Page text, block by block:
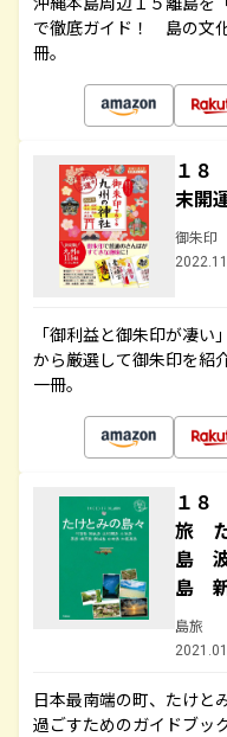
で徹底ガイド！ 島の文
冊。
１８
末開
御朱印
「御利益と御朱印が凄
から厳選して御朱印を紹
一冊。
１８
旅
島
島
島旅
日本最南端の町、たけと
過ごすためのガイドブッ